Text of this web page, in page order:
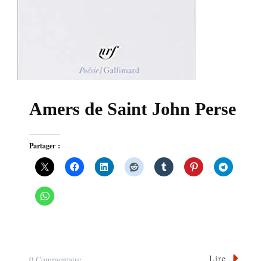
Amers de Saint John Perse
Partager :
Lire